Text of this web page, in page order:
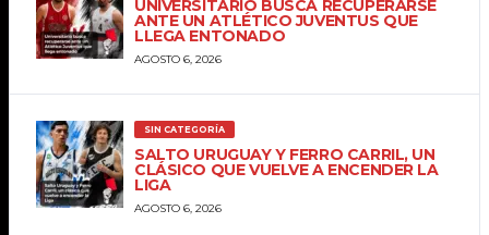
UNIVERSITARIO BUSCA RECUPERARSE
ANTE UN ATLÉTICO JUVENTUS QUE
LLEGA ENTONADO
AGOSTO 6, 2026
SIN CATEGORÍA
SALTO URUGUAY Y FERRO CARRIL, UN
CLÁSICO QUE VUELVE A ENCENDER LA
LIGA
AGOSTO 6, 2026